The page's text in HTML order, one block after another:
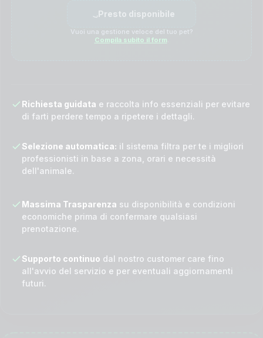
Presto disponibile
Vuoi una gestione veloce del tuo pet?
Compila subito il form.
Richiesta guidata e raccolta info essenziali per evitare
di farti perdere tempo a ripetere i dettagli.
Selezione automatica: il sistema filtra per te i migliori
professionisti in base a zona, orari e necessità
dell'animale.
Massima Trasparenza su disponibilità e condizioni
economiche prima di confermare qualsiasi
prenotazione.
Supporto continuo dal nostro customer care fino
all'avvio del servizio e per eventuali aggiornamenti
futuri.